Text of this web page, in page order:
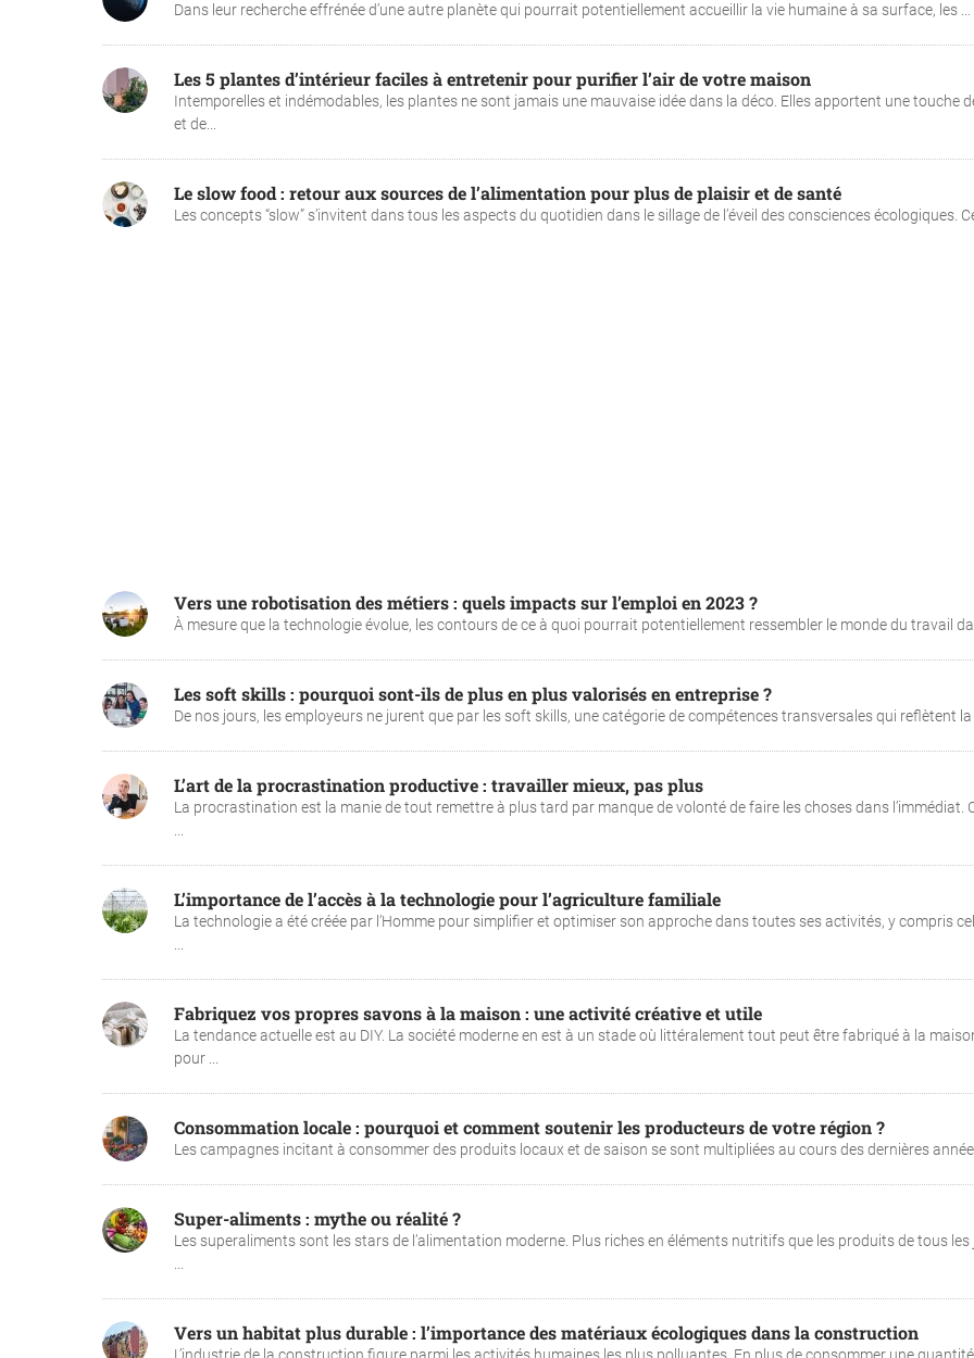
Dans leur recherche effrénée d’une autre planète qui pourrait potentiellement accueillir la vie humaine à sa surface, les ...
Les 5 plantes d’intérieur faciles à entretenir pour purifier l’air de votre maison
Intemporelles et indémodables, les plantes ne sont jamais une mauvaise idée dans la déco. Elles apportent une touche
et de...
Le slow food : retour aux sources de l’alimentation pour plus de plaisir et de santé
Les concepts “slow” s’invitent dans tous les aspects du quotidien dans le sillage de l’éveil des consciences écologiques.
Vers une robotisation des métiers : quels impacts sur l’emploi en 2023 ?
À mesure que la technologie évolue, les contours de ce à quoi pourrait potentiellement ressembler le monde du travail
Les soft skills : pourquoi sont-ils de plus en plus valorisés en entreprise ?
De nos jours, les employeurs ne jurent que par les soft skills, une catégorie de compétences transversales qui reflètent la
L’art de la procrastination productive : travailler mieux, pas plus
La procrastination est la manie de tout remettre à plus tard par manque de volonté de faire les choses dans l’immédiat.
L’importance de l’accès à la technologie pour l’agriculture familiale
La technologie a été créée par l’Homme pour simplifier et optimiser son approche dans toutes ses activités, y compris
Fabriquez vos propres savons à la maison : une activité créative et utile
La tendance actuelle est au DIY. La société moderne en est à un stade où littéralement tout peut être fabriqué à la
pour ...
Consommation locale : pourquoi et comment soutenir les producteurs de votre région ?
Les campagnes incitant à consommer des produits locaux et de saison se sont multipliées au cours des dernières
Super-aliments : mythe ou réalité ?
Les superaliments sont les stars de l’alimentation moderne. Plus riches en éléments nutritifs que les produits de tous les
Vers un habitat plus durable : l’importance des matériaux écologiques dans la construction